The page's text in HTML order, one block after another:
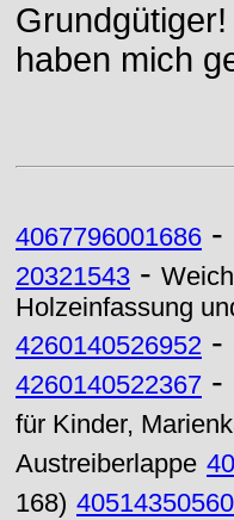
haben mich
4067796001686 -
20321543 -
Holzeinfassung
4260140526952 -
4260140522367 -
für Kinder,
Austreiberlappe
168)